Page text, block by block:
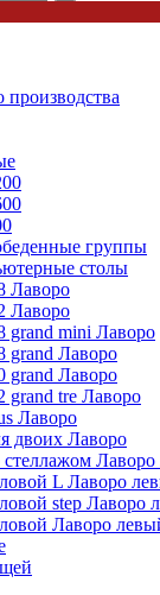
производства
группы
столы
Лаворо
Лаворо
grand mini Лаворо
grand Лаворо
grand Лаворо
grand tre Лаворо
Лаворо
двоих Лаворо
L Лаворо
step Лаворо
Лаворо